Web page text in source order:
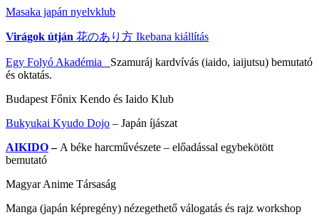
Masaka japán nyelvklub
Virágok útján 花のあり方 Ikebana kiállítás
Egy Folyó Akadémia Szamuráj kardvívás (iaido, iaijutsu) bemutató
és oktatás.
Budapest Főnix Kendo és Iaido Klub
Bukyukai Kyudo Dojo – Japán íjászat
AIKIDO– A béke harcművészete – előadással egybekötött
bemutató
Magyar Anime Társaság
Manga (japán képregény) nézegethető válogatás és rajz workshop